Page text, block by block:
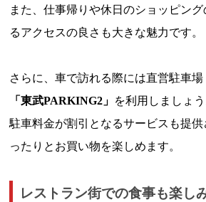
また、仕事帰りや休日のショッピン
るアクセスの良さも大きな魅力です。
さらに、車で訪れる際には直営駐車場
「東武PARKING2」 を利用しましょ
駐車料金が割引となるサービスも提
ったりとお買い物を楽しめます。
レストラン街での食事も楽し